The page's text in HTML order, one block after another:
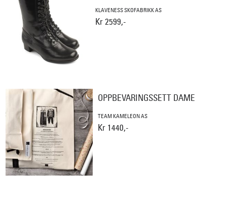
KLAVENESS SKOFABRIKK AS
Kr 2599,-
OPPBEVARINGSSETT DAME
TEAM KAMELEON AS
Kr 1440,-